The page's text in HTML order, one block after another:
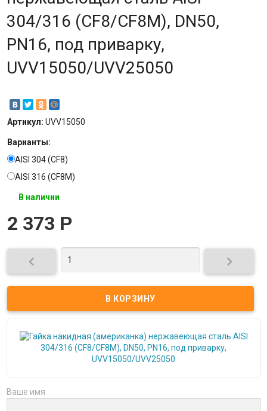
304/316 (CF8/CF8M), DN50,
PN16, под приварку,
UVV15050/UVV25050
Артикул: UVV15050
Варианты:
AISI 304 (CF8)
AISI 316 (CF8M)
В наличии
2 373 Р
 
Ваше имя